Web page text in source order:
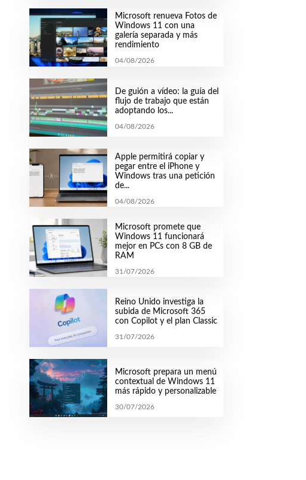
Microsoft renueva Fotos de
Windows 11 con una
galería separada y más
rendimiento
04/08/2026
De guión a vídeo: la guía del
flujo de trabajo que están
adoptando los...
04/08/2026
Apple permitirá copiar y
pegar entre el iPhone y
Windows tras una petición
de...
04/08/2026
Microsoft promete que
Windows 11 funcionará
mejor en PCs con 8 GB de
RAM
31/07/2026
Reino Unido investiga la
subida de Microsoft 365
con Copilot y el plan Classic
31/07/2026
Microsoft prepara un menú
contextual de Windows 11
más rápido y personalizable
30/07/2026